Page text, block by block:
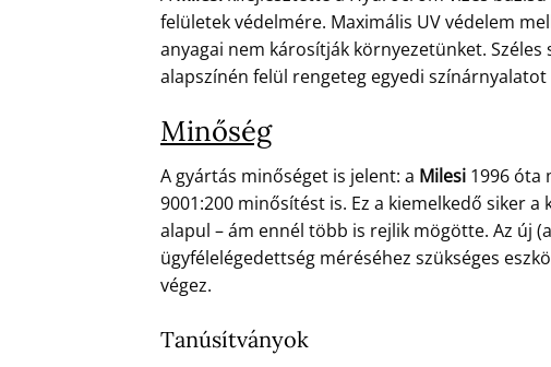
felületek védelmére. Maximális UV védelem
anyagai nem károsítják környezetünket.
alapszínén felül rengeteg egyedi
Minőség
A gyártás minőséget is jelent: a Milesi 1996 óta
9001:200 minősítést is. Ez a kiemelkedő siker
alapul – ám ennél több is rejlik mögötte. Az új
ügyfélelégedettség méréséhez szükséges
végez.
Tanúsítványok